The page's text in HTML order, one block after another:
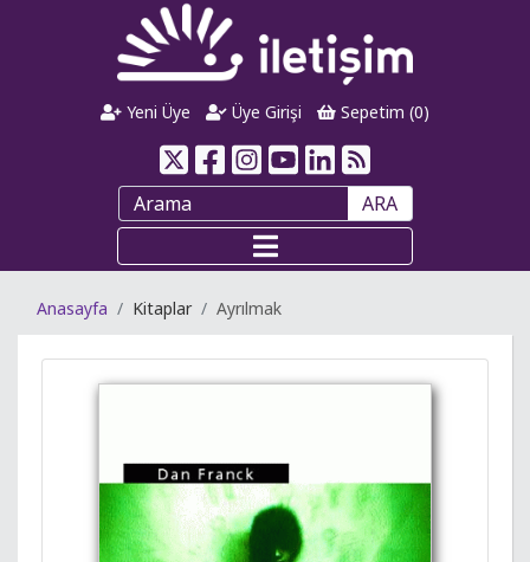
Yeni Üye Üye Girişi Sepetim (0)
ARA
Anasayfa Kitaplar Ayrılmak